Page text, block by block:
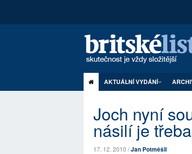
AKTUÁLNÍ VYDÁNÍ
Joch nyní
násilí je
17. 12. 2010 /Jan Potměšil